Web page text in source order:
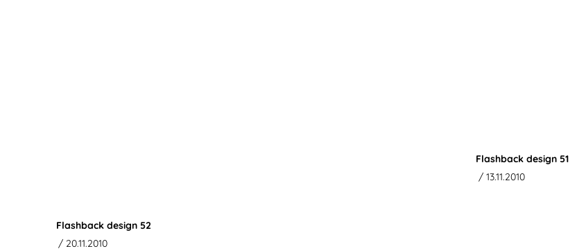
Flashback design 52
/ 20.11.2010
Flashback design 51
/ 13.11.2010